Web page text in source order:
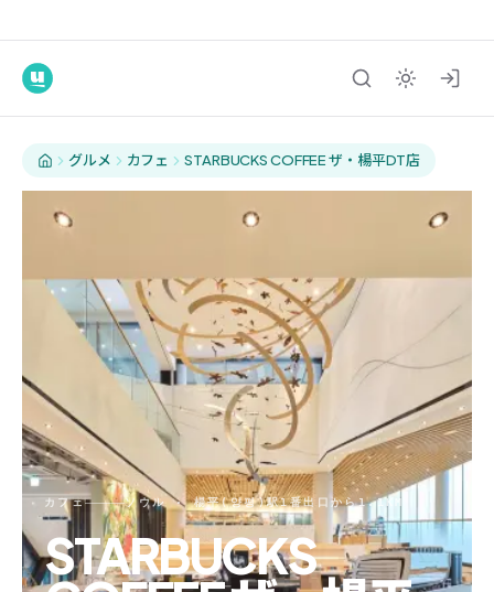
グルメ カフェ STARBUCKS COFFEE ザ・楊平DT店
カフェ ソウル · 楊平(양평)駅1番出口から1.1KM
STARBUCKS